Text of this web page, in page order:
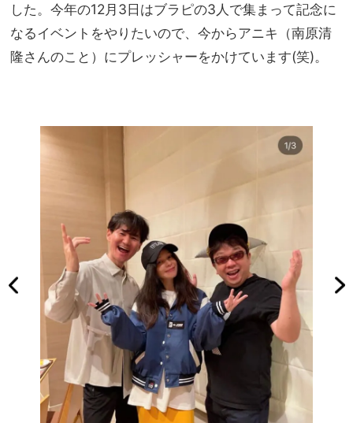
した。今年の12月3日はブラピの3人で集まって記念に
なるイベントをやりたいので、今からアニキ（南原清
隆さんのこと）にプレッシャーをかけています(笑)。